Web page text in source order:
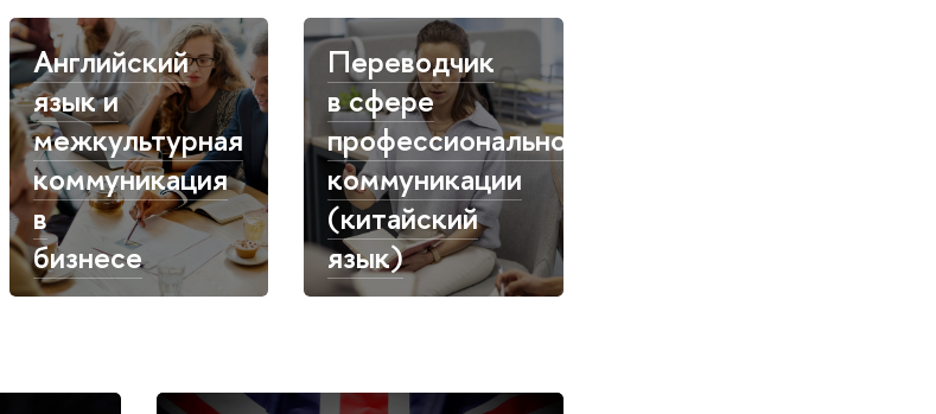
Английский
язык и
межкультурная
коммуникация
в
бизнесе
Переводчик
в сфере
профессиональной
коммуникации
(китайский
язык)